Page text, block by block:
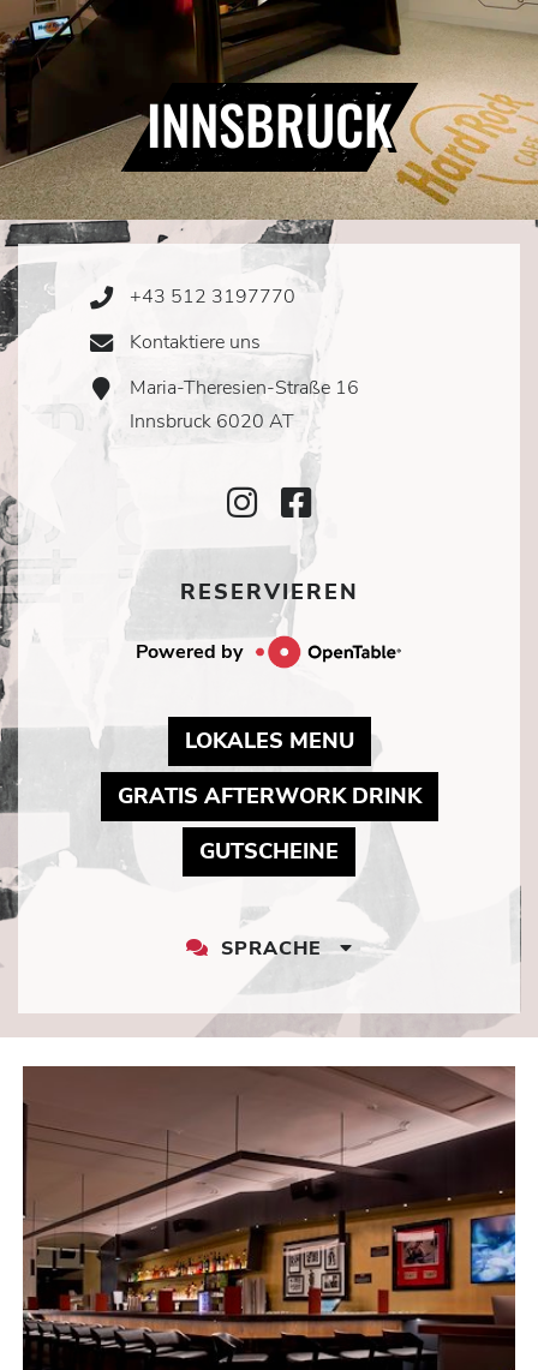
INNSBRUCK
Phone
+43 512 3197770
Email
Kontaktiere uns
Address
Icon
Maria-Theresien-Straße 16
Innsbruck 6020 AT
Instagram
Icon
Facebook
Icon
RESERVIEREN
Powered by
LOKALES MENUMAY LINK TO
GRATIS AFTERWORK DRINKMAY LINK
GUTSCHEINE MAY LINK TO
SPRACHE
LANGUAGE